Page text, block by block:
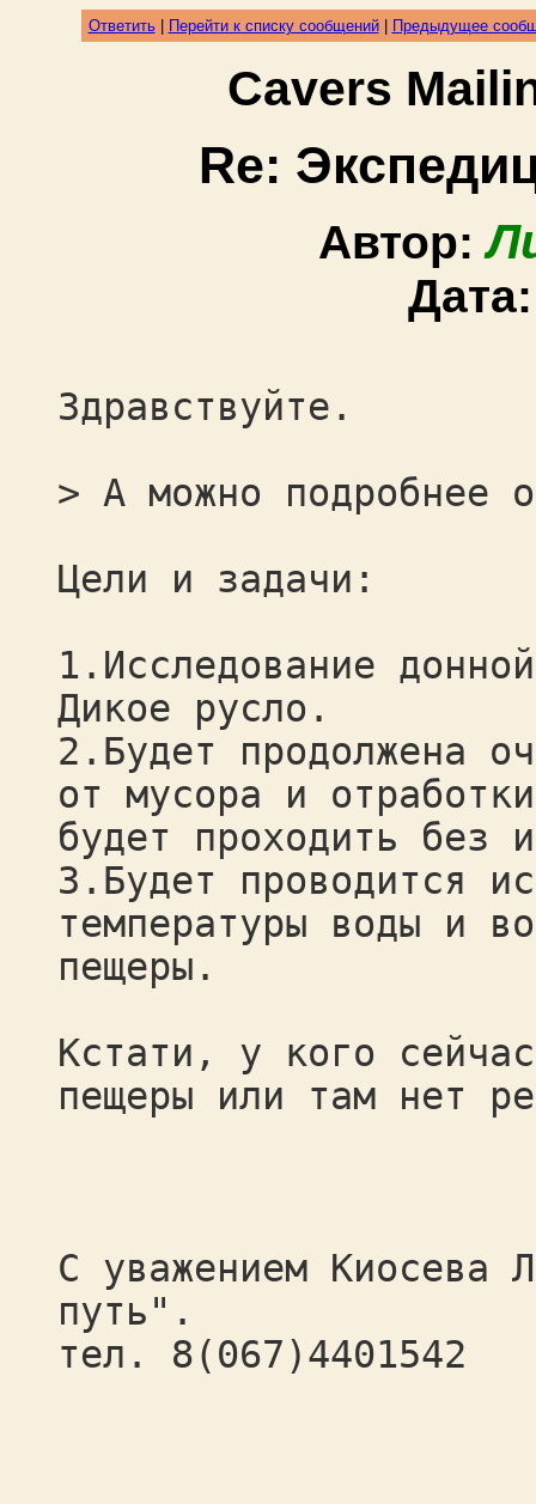
Ответить| Перейти к списку сообщений| Предыдущее
Cavers
Re:
Автор:
Здравствуйте.
> А можно подробнее
Цели и задачи:
1.Исследование
Дикое русло.
2.Будет продолжена
от мусора и
будет проходить без
3.Будет проводится
температуры воды и
пещеры.
Кстати, у кого
пещеры или там нет
С уважением Киосева
путь".
тел. 8(067)4401542